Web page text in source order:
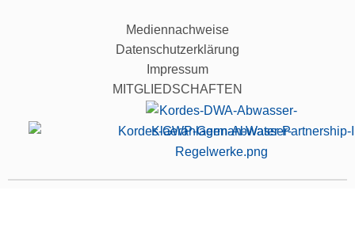
Mediennachweise
Datenschutzerklärung
Impressum
MITGLIEDSCHAFTEN